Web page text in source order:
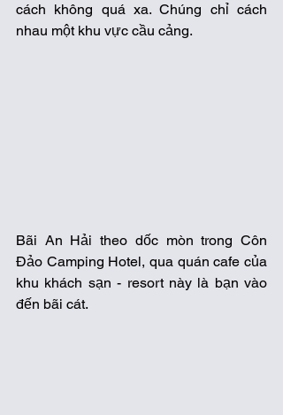
cách không quá xa. Chúng chỉ cách
nhau một khu vực cầu cảng.
Bãi An Hải theo dốc mòn trong Côn
Đảo Camping Hotel, qua quán cafe của
khu khách sạn - resort này là bạn vào
đến bãi cát.